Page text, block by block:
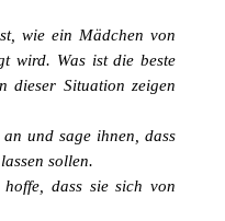
wie ein Mädchen von
wird. Was ist die beste
Situation zeigen
und sage ihnen, dass
sollen.
dass sie sich von